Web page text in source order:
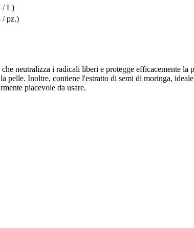
/ L)
/ pz.)
neutralizza i radicali liberi e protegge efficacemente
pelle. Inoltre, contiene l'estratto di semi di moringa,
piacevole da usare.